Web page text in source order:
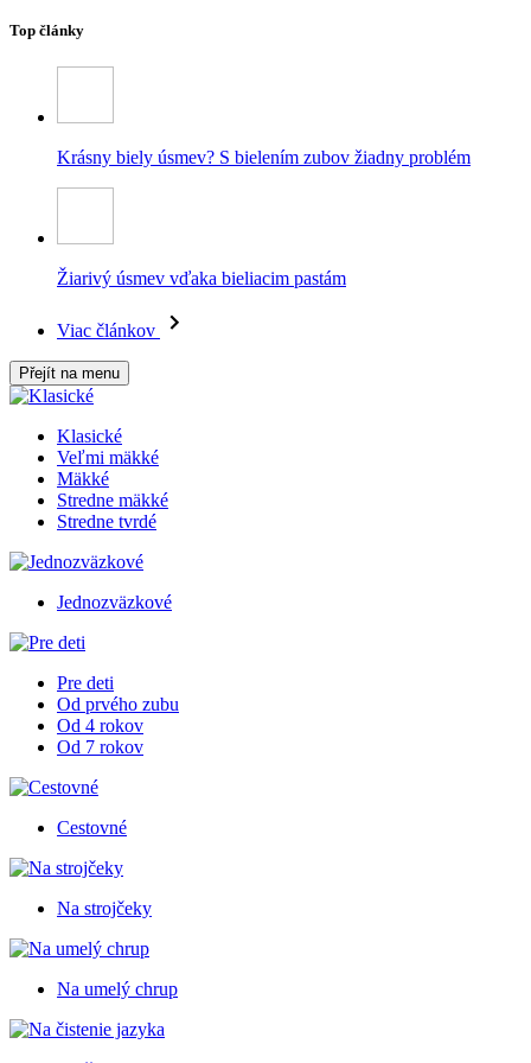
Top články
Krásny biely úsmev? S bielením zubov žiadny problém
Žiarivý úsmev vďaka bieliacim pastám
Viac článkov
Přejít na menu
Klasické
Veľmi mäkké
Mäkké
Stredne mäkké
Stredne tvrdé
Jednozväzkové
Pre deti
Od prvého zubu
Od 4 rokov
Od 7 rokov
Cestovné
Na strojčeky
Na umelý chrup